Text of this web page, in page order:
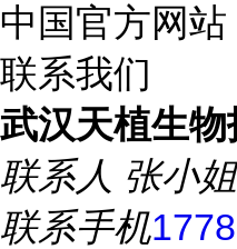
中国官方网站
联系我们
武汉天植生物
联系人 张小姐
联系手机